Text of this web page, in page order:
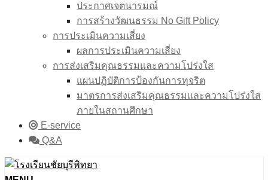
ประกาศเจตนารมณ์
การสร้างวัฒนธรรม No Gift Policy
การประเมินความเสี่ยง
ผลการประเมินความเสี่ยง
การส่งเสริมคุณธรรมและความโปร่งใส
แผนปฏิบัติการป้องกันการทุจริต
มาตรการส่งเสริมคุณธรรมเเละความโปร่งใส
ภายในสถานศึกษา
E-service
Q&A